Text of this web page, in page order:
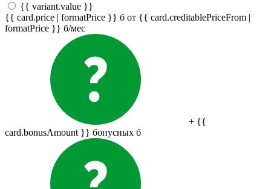
{{ variant.value }}
{{ card.price | formatPrice }} б от {{ card.creditablePriceFrom |
formatPrice }} б/мес
+ {{
card.bonusAmount }} бонусных б